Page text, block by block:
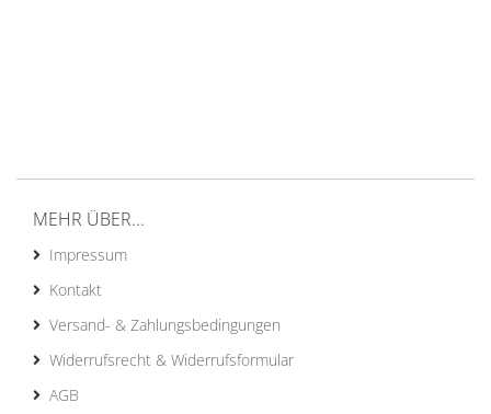
MEHR ÜBER...
Impressum
Kontakt
Versand- & Zahlungsbedingungen
Widerrufsrecht & Widerrufsformular
AGB